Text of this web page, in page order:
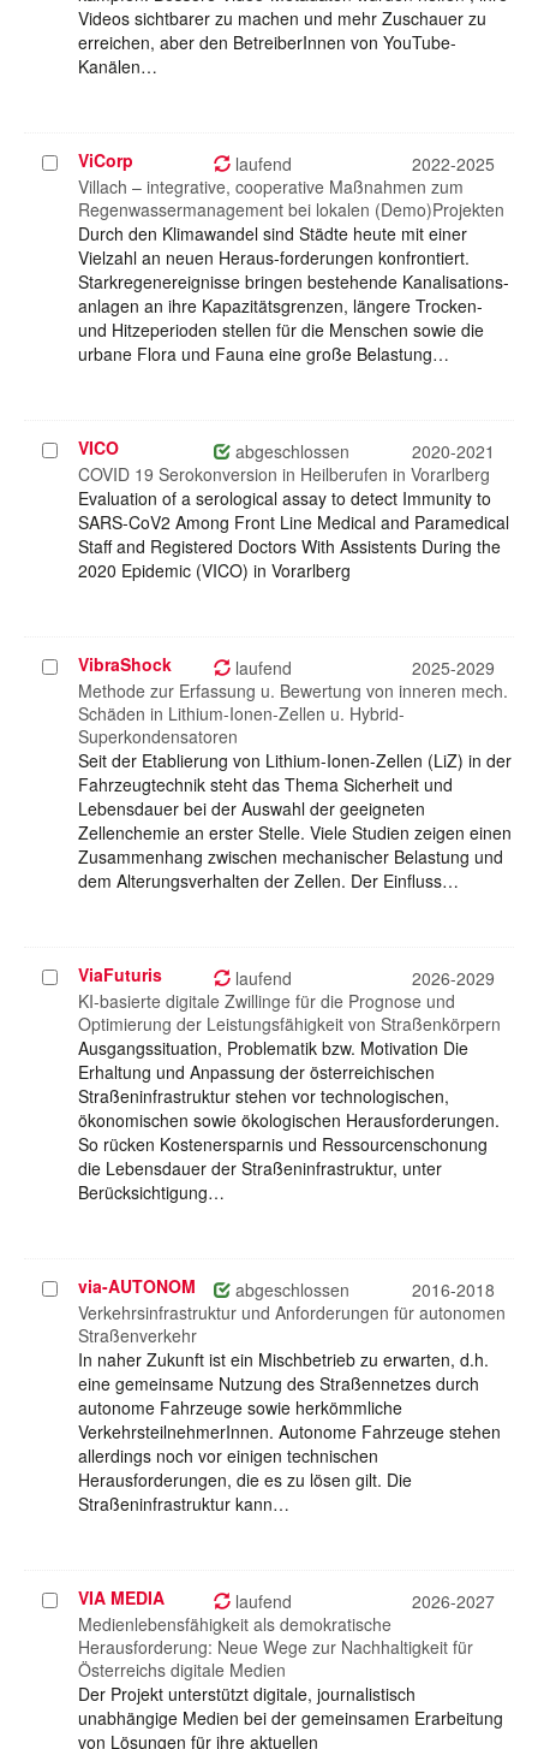
Videos sichtbarer zu machen und mehr Zuschauer zu
erreichen, aber den BetreiberInnen von YouTube-
Kanälen…
Projekt
auswählen
ViCorp laufend
2022-2025
Villach – integrative, cooperative Maßnahmen zum
Regenwassermanagement bei lokalen (Demo)Projekten
Durch den Klimawandel sind Städte heute mit einer
Vielzahl an neuen Heraus-forderungen konfrontiert.
Starkregenereignisse bringen bestehende Kanalisations-
anlagen an ihre Kapazitätsgrenzen, längere Trocken-
und Hitzeperioden stellen für die Menschen sowie die
urbane Flora und Fauna eine große Belastung…
Projekt
auswählen
VICO abgeschlossen
2020-2021
COVID 19 Serokonversion in Heilberufen in Vorarlberg
Evaluation of a serological assay to detect Immunity to
SARS-CoV2 Among Front Line Medical and Paramedical
Staff and Registered Doctors With Assistents During the
2020 Epidemic (VICO) in Vorarlberg
Projekt
auswählen
VibraShock laufend
2025-2029
Methode zur Erfassung u. Bewertung von inneren mech.
Schäden in Lithium-Ionen-Zellen u. Hybrid-
Superkondensatoren
Seit der Etablierung von Lithium-Ionen-Zellen (LiZ) in der
Fahrzeugtechnik steht das Thema Sicherheit und
Lebensdauer bei der Auswahl der geeigneten
Zellenchemie an erster Stelle. Viele Studien zeigen einen
Zusammenhang zwischen mechanischer Belastung und
dem Alterungsverhalten der Zellen. Der Einfluss…
Projekt
auswählen
ViaFuturis laufend
2026-2029
KI-basierte digitale Zwillinge für die Prognose und
Optimierung der Leistungsfähigkeit von Straßenkörpern
Ausgangssituation, Problematik bzw. Motivation Die
Erhaltung und Anpassung der österreichischen
Straßeninfrastruktur stehen vor technologischen,
ökonomischen sowie ökologischen Herausforderungen.
So rücken Kostenersparnis und Ressourcenschonung
die Lebensdauer der Straßeninfrastruktur, unter
Berücksichtigung…
Projekt
auswählen
via-AUTONOM abgeschlossen
2016-2018
Verkehrsinfrastruktur und Anforderungen für autonomen
Straßenverkehr
In naher Zukunft ist ein Mischbetrieb zu erwarten, d.h.
eine gemeinsame Nutzung des Straßennetzes durch
autonome Fahrzeuge sowie herkömmliche
VerkehrsteilnehmerInnen. Autonome Fahrzeuge stehen
allerdings noch vor einigen technischen
Herausforderungen, die es zu lösen gilt. Die
Straßeninfrastruktur kann…
Projekt
auswählen
VIA MEDIA laufend
2026-2027
Medienlebensfähigkeit als demokratische
Herausforderung: Neue Wege zur Nachhaltigkeit für
Österreichs digitale Medien
Der Projekt unterstützt digitale, journalistisch
unabhängige Medien bei der gemeinsamen Erarbeitung
von Lösungen für ihre aktuellen